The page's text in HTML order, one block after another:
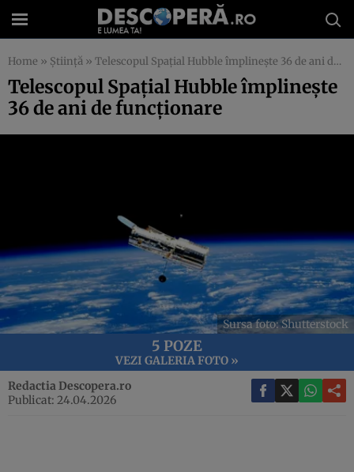
Home » Știință » Telescopul Spaţial Hubble împlineşte 36 de ani de funcţionare
Telescopul Spaţial Hubble împlineşte
36 de ani de funcţionare
Sursa foto: Shutterstock
5 POZE
VEZI GALERIA FOTO »
Redactia Descopera.ro
Publicat: 24.04.2026